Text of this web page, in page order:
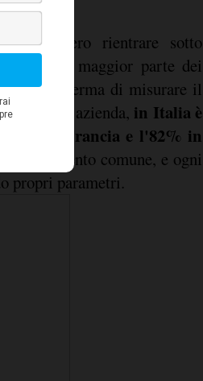
dovrebbero rientrare sotto
se la maggior parte dei
afferma di misurare il
propria azienda, in Italia è
in Francia e l'82% in
uno strumento comune, e ogni
propri parametri.